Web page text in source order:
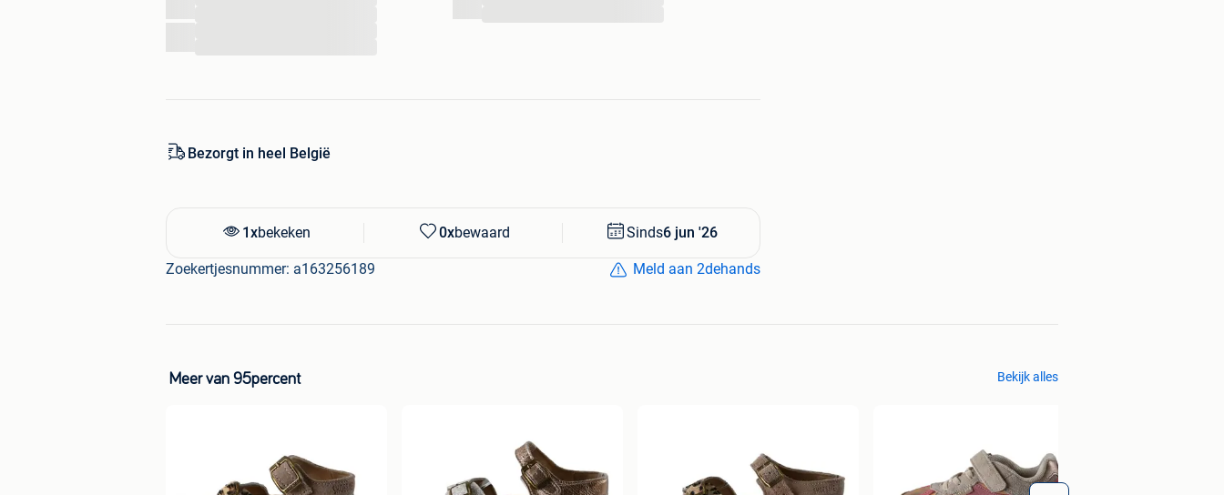
Bezorgt in heel België
1xbekeken 0xbewaard Sinds6 jun '26
Zoekertjesnummer: a163256189 Meld aan 2dehands
Meer van 95percent Bekijk alles